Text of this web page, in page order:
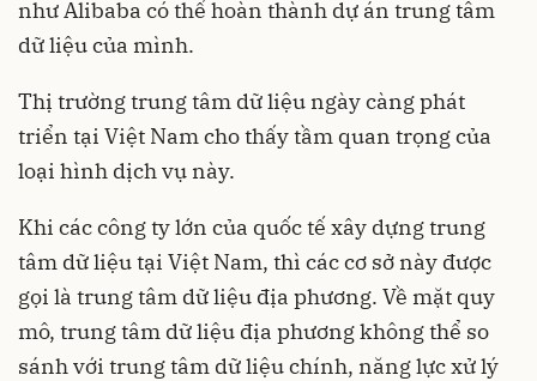
như Alibaba có thể hoàn thành dự án trung tâm
dữ liệu của mình.
Thị trường trung tâm dữ liệu ngày càng phát
triển tại Việt Nam cho thấy tầm quan trọng của
loại hình dịch vụ này.
Khi các công ty lớn của quốc tế xây dựng trung
tâm dữ liệu tại Việt Nam, thì các cơ sở này được
gọi là trung tâm dữ liệu địa phương. Về mặt quy
mô, trung tâm dữ liệu địa phương không thể so
sánh với trung tâm dữ liệu chính, năng lực xử lý